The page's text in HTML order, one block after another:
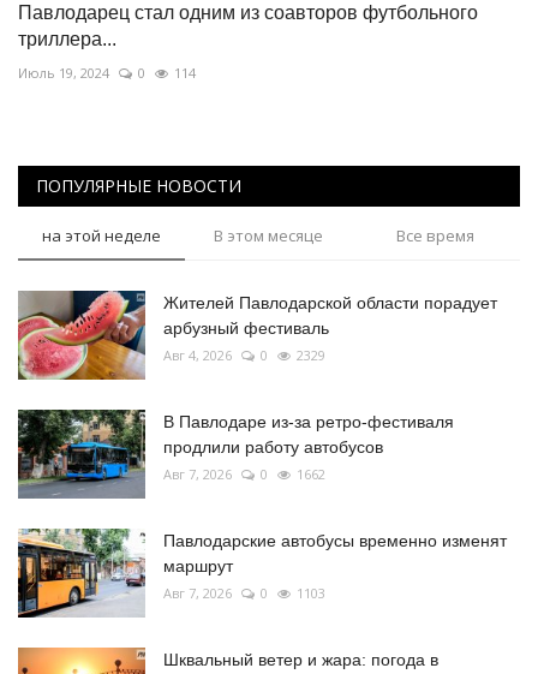
Павлодарец стал одним из соавторов футбольного
триллера...
Июль 19, 2024 0 114
ПОПУЛЯРНЫЕ НОВОСТИ
на этой неделе В этом месяце Все время
Жителей Павлодарской области порадует
арбузный фестиваль
Авг 4, 2026 0 2329
В Павлодаре из-за ретро-фестиваля
продлили работу автобусов
Авг 7, 2026 0 1662
Павлодарские автобусы временно изменят
маршрут
Авг 7, 2026 0 1103
Шквальный ветер и жара: погода в